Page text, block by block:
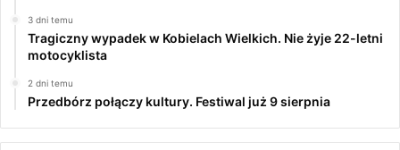
3 dni temu
Tragiczny wypadek w Kobielach Wielkich. Nie żyje 22-letni
motocyklista
2 dni temu
Przedbórz połączy kultury. Festiwal już 9 sierpnia